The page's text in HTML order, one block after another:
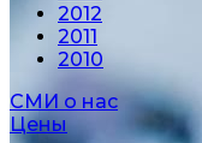
2012
2011
2010
СМИ о нас
Цены